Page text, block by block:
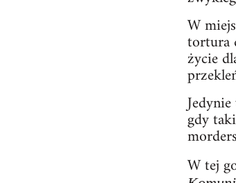
W
tortura
życie
gdy
W tej